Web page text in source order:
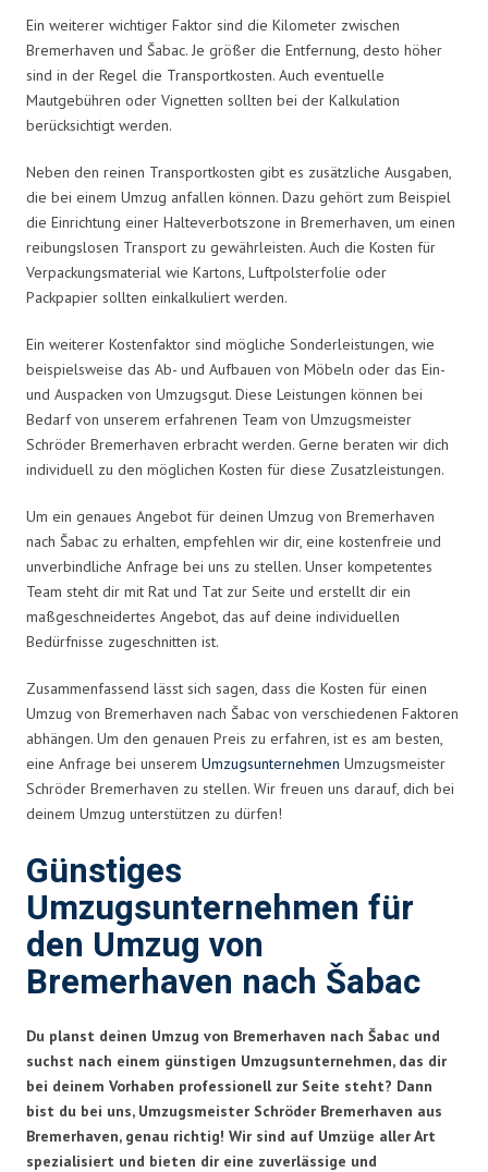
Ein weiterer wichtiger Faktor sind die Kilometer zwischen
Bremerhaven und Šabac. Je größer die Entfernung, desto höher
sind in der Regel die Transportkosten. Auch eventuelle
Mautgebühren oder Vignetten sollten bei der Kalkulation
berücksichtigt werden.
Neben den reinen Transportkosten gibt es zusätzliche Ausgaben,
die bei einem Umzug anfallen können. Dazu gehört zum Beispiel
die Einrichtung einer Halteverbotszone in Bremerhaven, um einen
reibungslosen Transport zu gewährleisten. Auch die Kosten für
Verpackungsmaterial wie Kartons, Luftpolsterfolie oder
Packpapier sollten einkalkuliert werden.
Ein weiterer Kostenfaktor sind mögliche Sonderleistungen, wie
beispielsweise das Ab- und Aufbauen von Möbeln oder das Ein-
und Auspacken von Umzugsgut. Diese Leistungen können bei
Bedarf von unserem erfahrenen Team von Umzugsmeister
Schröder Bremerhaven erbracht werden. Gerne beraten wir dich
individuell zu den möglichen Kosten für diese Zusatzleistungen.
Um ein genaues Angebot für deinen Umzug von Bremerhaven
nach Šabac zu erhalten, empfehlen wir dir, eine kostenfreie und
unverbindliche Anfrage bei uns zu stellen. Unser kompetentes
Team steht dir mit Rat und Tat zur Seite und erstellt dir ein
maßgeschneidertes Angebot, das auf deine individuellen
Bedürfnisse zugeschnitten ist.
Zusammenfassend lässt sich sagen, dass die Kosten für einen
Umzug von Bremerhaven nach Šabac von verschiedenen Faktoren
abhängen. Um den genauen Preis zu erfahren, ist es am besten,
eine Anfrage bei unserem Umzugsunternehmen Umzugsmeister
Schröder Bremerhaven zu stellen. Wir freuen uns darauf, dich bei
deinem Umzug unterstützen zu dürfen!
Günstiges
Umzugsunternehmen für
den Umzug von
Bremerhaven nach Šabac
Du planst deinen Umzug von Bremerhaven nach Šabac und
suchst nach einem günstigen Umzugsunternehmen, das dir
bei deinem Vorhaben professionell zur Seite steht? Dann
bist du bei uns, Umzugsmeister Schröder Bremerhaven aus
Bremerhaven, genau richtig! Wir sind auf Umzüge aller Art
spezialisiert und bieten dir eine zuverlässige und